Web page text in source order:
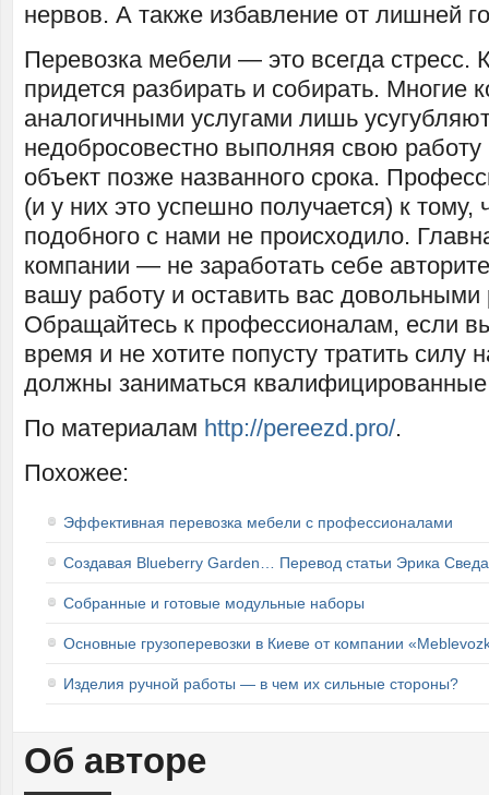
нервов. А также избавление от лишней
Перевозка мебели — это всегда
придется разбирать и собирать. Многие
аналогичными услугами лишь
недобросовестно выполняя свою
объект позже названного срока.
(и у них это успешно получается) к тому,
подобного с нами не происходило.
компании — не заработать себе
вашу работу и оставить вас довольными
Обращайтесь к профессионалам, если
время и не хотите попусту тратить силу
должны заниматься
По материалам http://pereezd.pro/.
Похожее:
Эффективная перевозка мебели с профессионалами
Создавая Blueberry Garden… Перевод статьи Эрика
Собранные и готовые модульные наборы
Основные грузоперевозки в Киеве от компании
Изделия ручной работы — в чем их сильные стороны?
Об авторе